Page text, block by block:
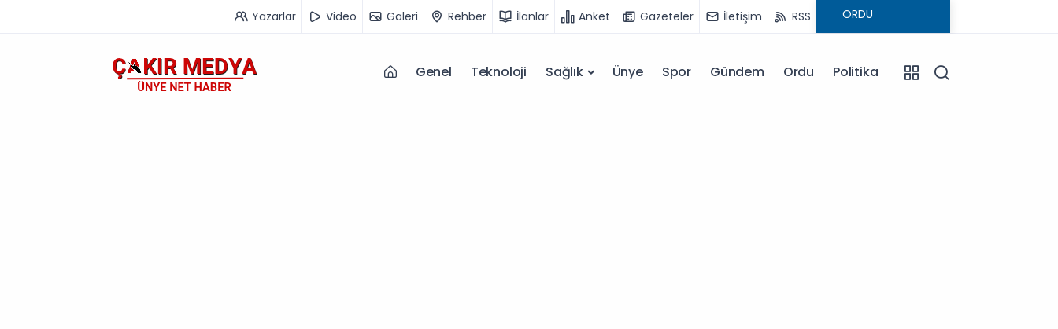
Yazarlar Video Galeri Rehber İlanlar Anket Gazeteler İletişim RSS
Genel Teknoloji Sağlık Ünye Spor Gündem Ordu Politika